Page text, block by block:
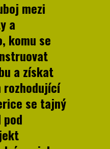
mezi
a
komu se
a získat
rozhodující
se tajný